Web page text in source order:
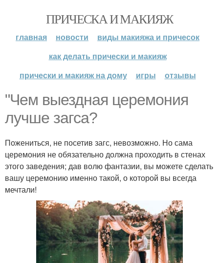
ПРИЧЕСКА И МАКИЯЖ
главная новости
виды макияжа и причесок
как делать прически и макияж
прически и макияж на дому
игры отзывы
"Чем выездная церемония
лучше загса?
Пожениться, не посетив загс, невозможно. Но сама
церемония не обязательно должна проходить в стенах
этого заведения; дав волю фантазии, вы можете сделать
вашу церемонию именно такой, о которой вы всегда
мечтали!